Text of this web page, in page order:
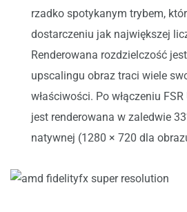
rzadko spotykanym trybem,
dostarczeniu jak największej
Renderowana rozdzielczość
upscalingu obraz traci wiele
właściwości. Po włączeniu
jest renderowana w zaledwie
natywnej (1280 × 720 dla